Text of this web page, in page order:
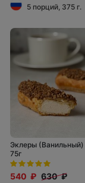
5 порций, 375 г.
Эклеры (Ванильный)
75г
540 ₽ 630 ₽